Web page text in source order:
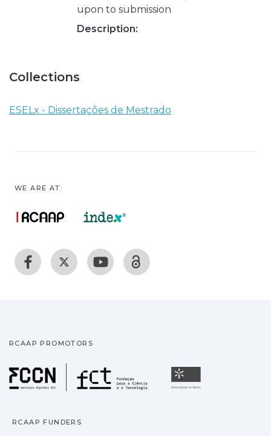
upon to submission
Description:
Collections
ESELx - Dissertações de Mestrado
WE ARE AT:
RCAAP PROMOTORS
Fundação para a
RCAAP FUNDERS